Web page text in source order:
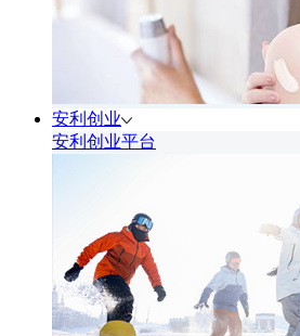
安利创业
安利创业平台